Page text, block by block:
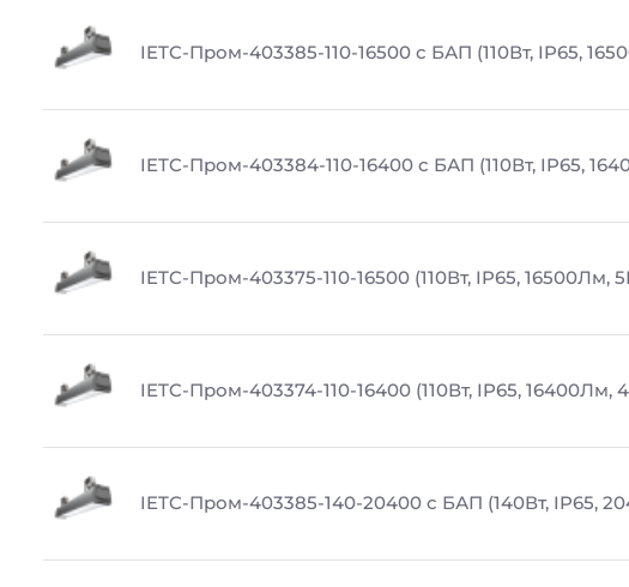
IETC-Пром-403385-110-16500 с БАП (110Вт, IP65,
IETC-Пром-403384-110-16400 с БАП (110Вт, IP65,
IETC-Пром-403375-110-16500 (110Вт, IP65, 16500Лм,
IETC-Пром-403374-110-16400 (110Вт, IP65, 16400Лм,
IETC-Пром-403385-140-20400 с БАП (140Вт, IP65,